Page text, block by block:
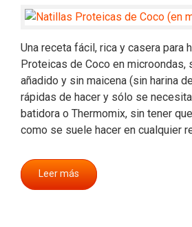
Una receta fácil, rica y casera para
Proteicas de Coco en microondas,
añadido y sin maicena (sin harina
rápidas de hacer y sólo se
batidora o Thermomix, sin tener
como se suele hacer en cualquier
Leer más